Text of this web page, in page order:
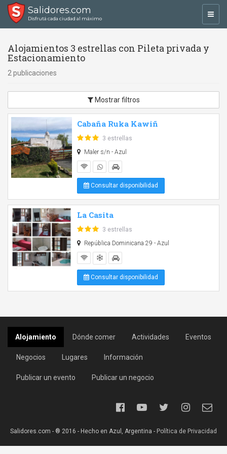
Salidores.com
Disfrutá cada ciudad al máximo
Alojamientos 3 estrellas con Pileta privada y
Estacionamiento
2 publicaciones
Mostrar filtros
Cabaña Ruka Kawiñ
3 estrellas
Maler s/n - Azul
Consultar disponibilidad
La Casita
3 estrellas
República Dominicana 29 - Azul
Consultar disponibilidad
Alojamiento Dónde comer Actividades Eventos
Negocios Lugares Información
Publicar un evento Publicar un negocio
Salidores.com - ® 2016 - Hecho en Azul, Argentina - Política de Privacidad